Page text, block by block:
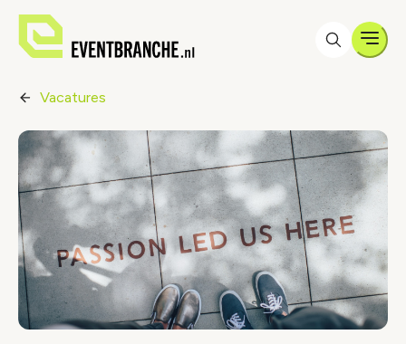
Vacatures